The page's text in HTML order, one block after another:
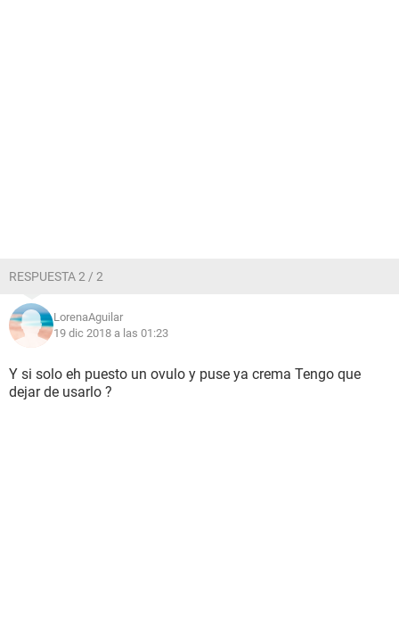
RESPUESTA 2 / 2
LorenaAguilar
19 dic 2018 a las 01:23
Y si solo eh puesto un ovulo y puse ya crema Tengo que
dejar de usarlo ?